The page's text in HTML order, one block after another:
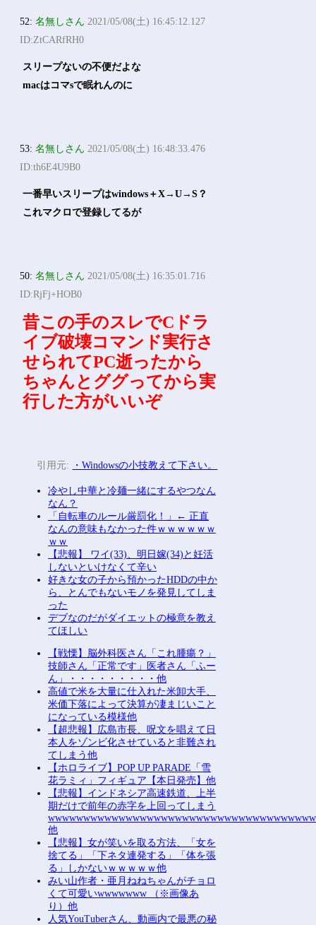
52:名無しさん 2021/05/08(土) 16:45:12.127
ID:ZtCARfRH0
スリープないの不便だよな
macはコマsで眠れんのに
53:名無しさん 2021/05/08(土) 16:48:33.476
ID:th6E4U9B0
一番早いスリープはwindows＋X→U→S？
これマクロで登録してるが
50:名無しさん 2021/05/08(土) 16:35:01.716
ID:RjFj+HOB0
昔この手のスレでCドラ
イブ破壊コマンド実行さ
せられてPC逝ったから
ちゃんとググってから実
行した方がいいぞ
引用元: ・Windowsの小技教えて下さい。
冷やし中華と冷麺一緒にするやつなん
なん？
「自転車のルール厳罰化！」← 正直
なんの意味もなかった件ｗｗｗｗｗｗ
ｗｗ
【悲報】 ワイ(33)、明日嫁(34)と妊活
しないといけなくて辛い
好きな女の子から預かったHDDの中か
ら、とんでもないモノを発見してしま
った
デブなのだがダイエットの極意を教え
てほしい
【戦慄】脳外科医さん「これ腫瘍？」
技師さん「正常です」医者さん「ふー
ん」・・・・・・・・・他
高値で米を大量に仕入れた米卸大手、
米価下落によって決算が凄まじいこと
になっている模様他
【超悲報】広島市長、呪文を唱えて日
本人をゾンビ化させていると非難され
てしまう他
【ホロライブ】POP UP PARADE「雪
花ラミィ」フィギュア【本日発売】他
【悲報】インドネシア高速鉄道、上半
期だけで前年の赤字を上回ってしまう
他
【悲報】女が笑いを取る方法、「女を
捨てる」「下ネタ連発する」「体を張
る」しかないｗｗｗｗｗ他
みい山作者・亜月ねねちゃんがチョロ
くて可愛いwwwwwww （※画像あ
り）他
人気YouTuberさん、動画内で最悪の秘